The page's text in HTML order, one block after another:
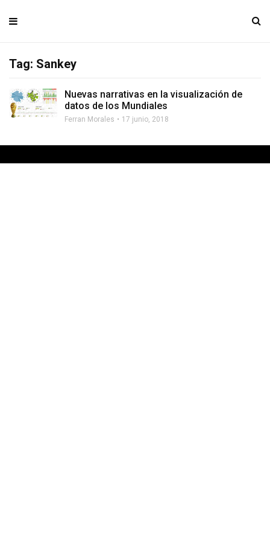
Tag: Sankey
Nuevas narrativas en la visualización de
datos de los Mundiales
Ferran Morales 17 junio, 2018